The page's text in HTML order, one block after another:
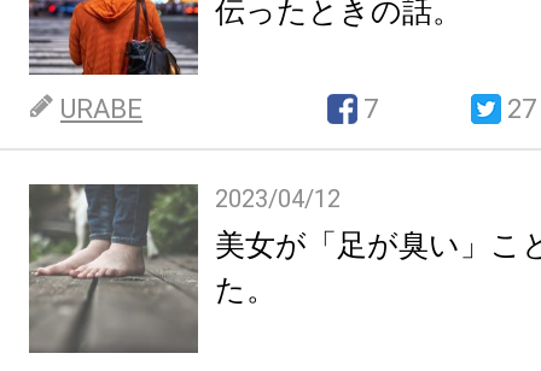
伝ったときの話。
URABE 7 27
2023/04/12
美女が「足が臭い」こ
た。